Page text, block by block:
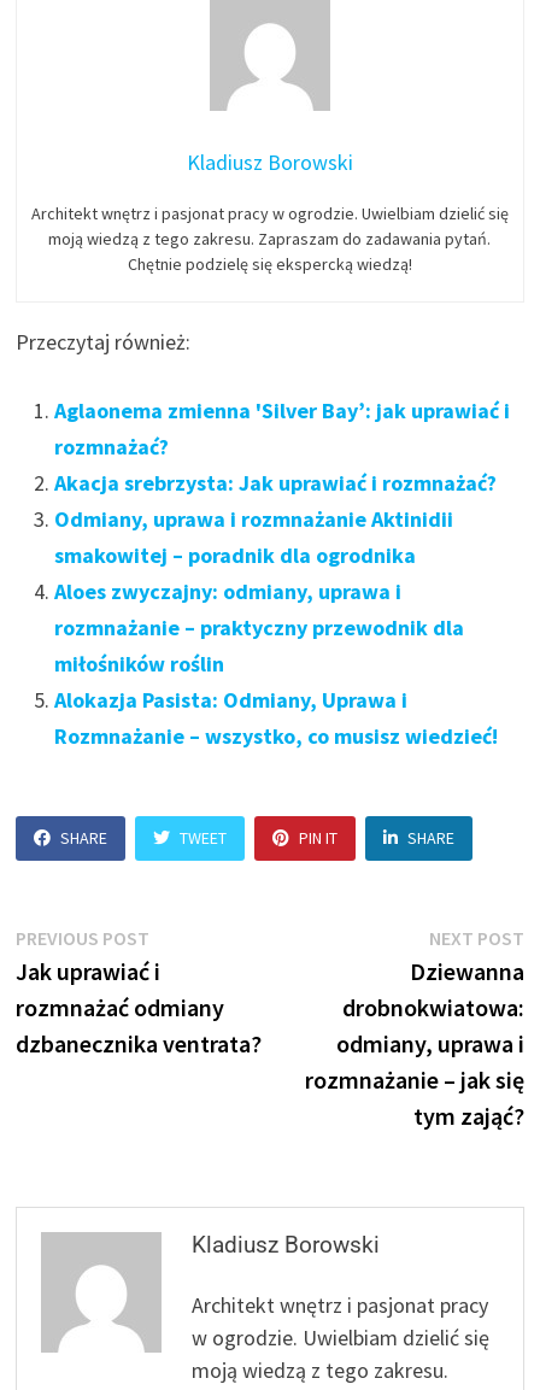
Kladiusz Borowski
Architekt wnętrz i pasjonat pracy w ogrodzie. Uwielbiam dzielić się
moją wiedzą z tego zakresu. Zapraszam do zadawania pytań.
Chętnie podzielę się ekspercką wiedzą!
Przeczytaj również:
Aglaonema zmienna 'Silver Bay’: jak uprawiać i
rozmnażać?
Akacja srebrzysta: Jak uprawiać i rozmnażać?
Odmiany, uprawa i rozmnażanie Aktinidii
smakowitej – poradnik dla ogrodnika
Aloes zwyczajny: odmiany, uprawa i
rozmnażanie – praktyczny przewodnik dla
miłośników roślin
Alokazja Pasista: Odmiany, Uprawa i
Rozmnażanie – wszystko, co musisz wiedzieć!
SHARE TWEET PIN IT SHARE
Nawigacja
wpisu
PREVIOUS POST
post:
Jak uprawiać i
rozmnażać odmiany
dzbanecznika ventrata?
NEXT POST
Dziewanna
drobnokwiatowa:
odmiany, uprawa i
rozmnażanie – jak się
tym zająć?
Kladiusz Borowski
Architekt wnętrz i pasjonat pracy
w ogrodzie. Uwielbiam dzielić się
moją wiedzą z tego zakresu.